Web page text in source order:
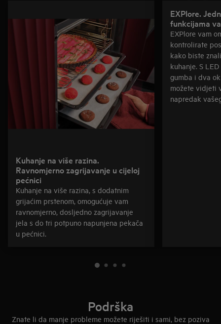
Kuhanje na više razina.
Ravnomjerno zagrijavanje u cijeloj
pećnici
Kuhanje na više razina, s dodatnim
grijaćim prstenom, omogućuje vam
ravnomjerno, dosljedno zagrijavanje
jela s do tri potpuno napunjena pekača
u pećnici.
EXPlore.
funkcijama
EXPlore vam
kontrolirate
kako biste
kuhanje. S
gumba i dva
možete vidjeti
napredak
Podrška
Znate li da manje probleme možete riješiti i sami, bez poziva